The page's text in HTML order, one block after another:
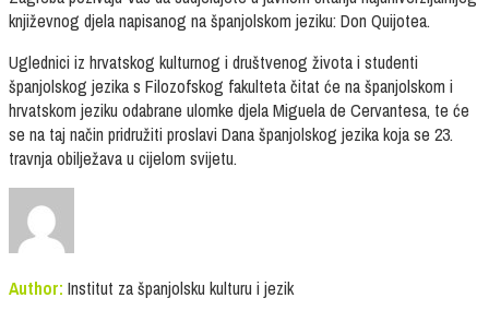
književnog djela napisanog na španjolskom jeziku: Don Quijotea.
Uglednici iz hrvatskog kulturnog i društvenog života i studenti
španjolskog jezika s Filozofskog fakulteta čitat će na španjolskom i
hrvatskom jeziku odabrane ulomke djela Miguela de Cervantesa, te će
se na taj način pridružiti proslavi Dana španjolskog jezika koja se 23.
travnja obilježava u cijelom svijetu.
Author: Institut za španjolsku kulturu i jezik